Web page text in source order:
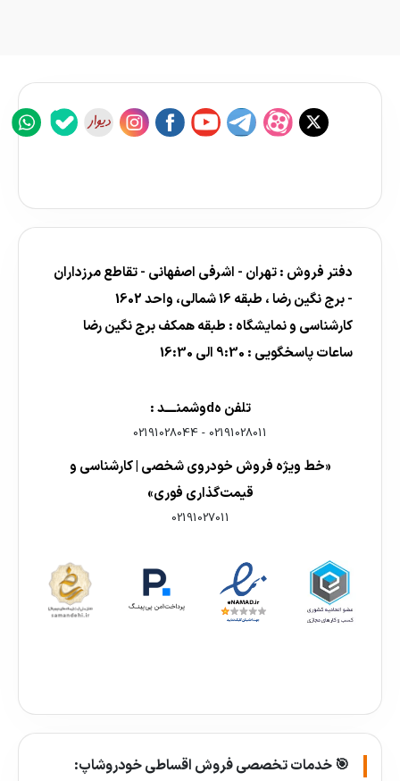
دفتر فروش : تهران - اشرفی اصفهانی - تقاطع مرزداران
- برج نگین رضا ، طبقه 16 شمالی، واحد 1602
کارشناسی و نمایشگاه : طبقه همکف برج نگین رضا
ساعات پاسخگویی : 9:30 الی 16:30
تلفن هdوشمنــــد :
02191028011
-
02191028044
«خط ویژه فروش خودروی شخصی | کارشناسی و
قیمت‌گذاری فوری»
02191027011
🎯 خدمات تخصصی فروش اقساطی خودروشاپ: